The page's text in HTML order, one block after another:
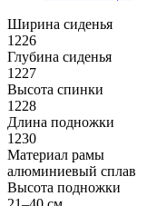
Ширина сиденья
1226
Глубина сиденья
1227
Высота спинки
1228
Длина подножки
1230
Материал рамы
алюминиевый сплав
Высота подножки